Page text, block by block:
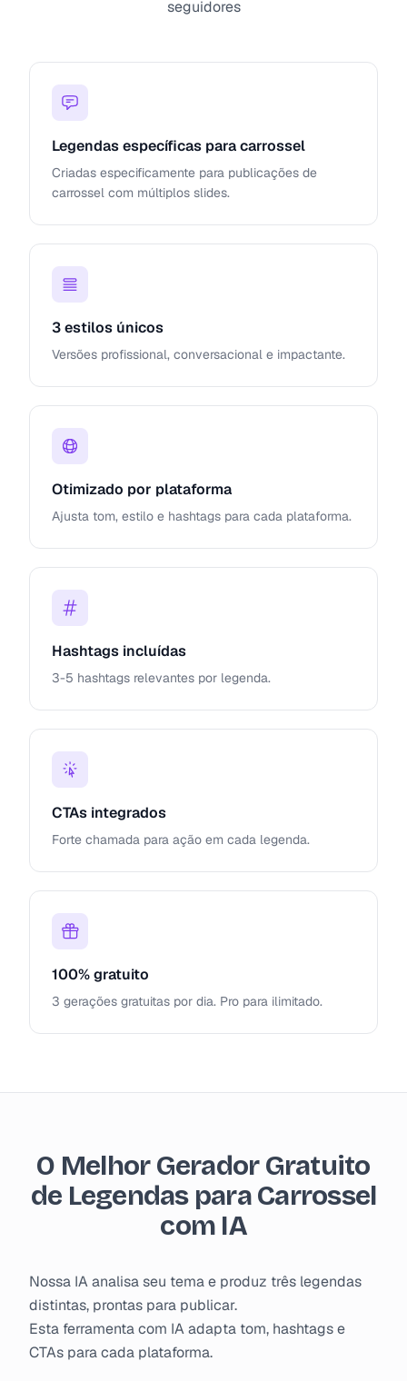
seguidores
Legendas específicas para carrossel
Criadas especificamente para publicações de
carrossel com múltiplos slides.
3 estilos únicos
Versões profissional, conversacional e impactante.
Otimizado por plataforma
Ajusta tom, estilo e hashtags para cada plataforma.
Hashtags incluídas
3-5 hashtags relevantes por legenda.
CTAs integrados
Forte chamada para ação em cada legenda.
100% gratuito
3 gerações gratuitas por dia. Pro para ilimitado.
O Melhor Gerador Gratuito
de Legendas para Carrossel
com IA
Nossa IA analisa seu tema e produz três legendas
distintas, prontas para publicar.
Esta ferramenta com IA adapta tom, hashtags e
CTAs para cada plataforma.